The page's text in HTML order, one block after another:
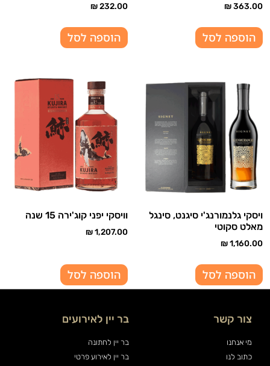
₪363.00
הוספה לסל
₪232.00
הוספה לסל
ויסקי גלנמורנג'י סיגנט, סינגל
מאלט סקוטי
₪1,160.00
הוספה לסל
וויסקי יפני קוג'ירה 15 שנה
₪1,207.00
הוספה לסל
צור קשר
מי אנחנו
כתוב לנו
בר יין לאירועים
בר יין לחתונה
בר יין לאירוע פרטי